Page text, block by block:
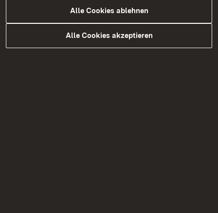
Alle Cookies ablehnen
Alle Cookies akzeptieren